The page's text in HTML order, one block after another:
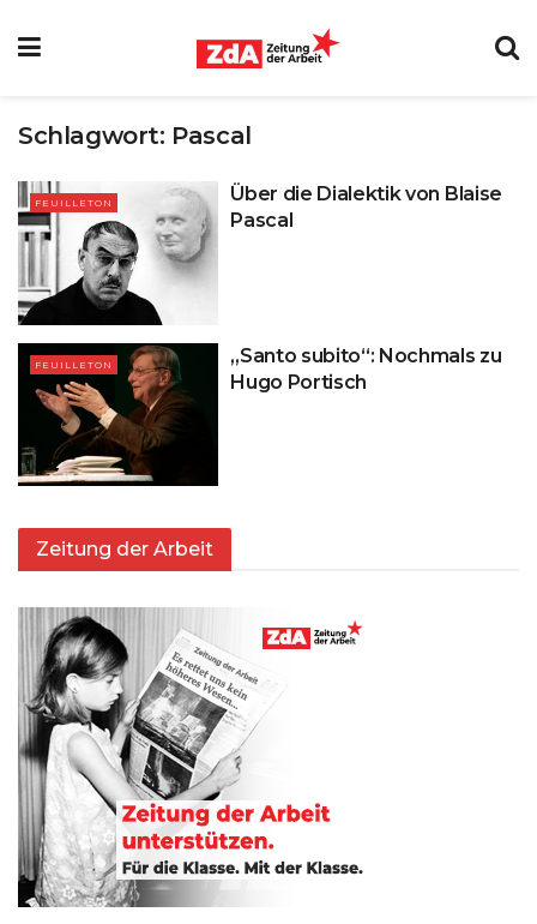
Schlagwort: Pascal
FEUILLETON
Über die Dialektik von Blaise
Pascal
FEUILLETON
„Santo subito“: Nochmals zu
Hugo Portisch
Zeitung der Arbeit